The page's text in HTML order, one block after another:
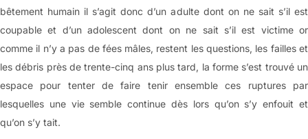
bêtement humain il s’agit donc d’un adulte dont on ne sait s’il est
coupable et d’un adolescent dont on ne sait s’il est victime or
comme il n’y a pas de fées mâles, restent les questions, les failles et
les débris près de trente-cinq ans plus tard, la forme s’est trouvé un
espace pour tenter de faire tenir ensemble ces ruptures par
lesquelles une vie semble continue dès lors qu’on s’y enfouit et
qu’on s’y tait.